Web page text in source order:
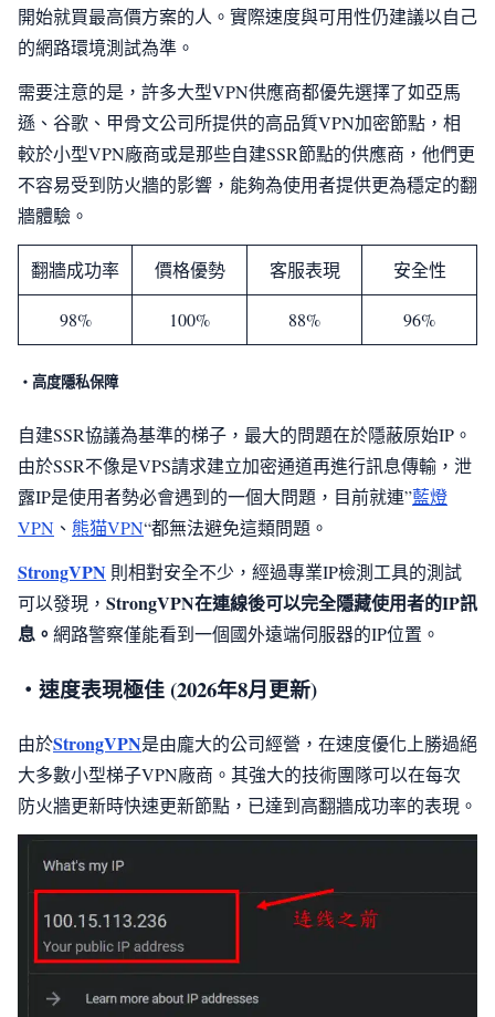
開始就買最高價方案的人。實際速度與可用性仍建議以自己
的網路環境測試為準。
需要注意的是，許多大型VPN供應商都優先選擇了如亞馬
遜、谷歌、甲骨文公司所提供的高品質VPN加密節點，相
較於小型VPN廠商或是那些自建SSR節點的供應商，他們更
不容易受到防火牆的影響，能夠為使用者提供更為穩定的翻
牆體驗。
翻牆成功率 價格優勢 客服表現 安全性
98% 100% 88% 96%
・高度隱私保障
自建SSR協議為基準的梯子，最大的問題在於隱蔽原始IP。
由於SSR不像是VPS請求建立加密通道再進行訊息傳輸，泄
露IP是使用者勢必會遇到的一個大問題，目前就連”藍燈
VPN 、 熊猫VPN“都無法避免這類問題。
StrongVPN 則相對安全不少，經過專業IP檢測工具的測試
可以發現， StrongVPN在連線後可以完全隱藏使用者的IP訊
息。 網路警察僅能看到一個國外遠端伺服器的IP位置。
・速度表現極佳 (2026年8月更新)
由於StrongVPN是由龐大的公司經營，在速度優化上勝過絕
大多數小型梯子VPN廠商。其強大的技術團隊可以在每次
防火牆更新時快速更新節點，已達到高翻牆成功率的表現。